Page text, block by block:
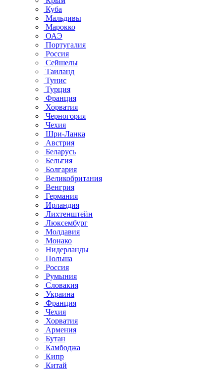
Куба
Мальдивы
Марокко
ОАЭ
Португалия
Россия
Сейшелы
Таиланд
Тунис
Турция
Франция
Хорватия
Черногория
Чехия
Шри-Ланка
Австрия
Беларусь
Бельгия
Болгария
Великобритания
Венгрия
Германия
Ирландия
Лихтенштейн
Люксембург
Молдавия
Монако
Нидерланды
Польша
Россия
Румыния
Словакия
Украина
Франция
Чехия
Хорватия
Армения
Бутан
Камбоджа
Кипр
Китай